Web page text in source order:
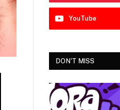
YouTube
DON'T MISS